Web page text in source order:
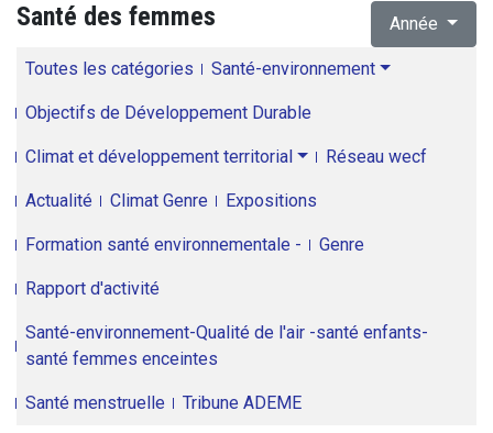
Santé des femmes Année
Toutes les catégories Santé-environnement
Objectifs de Développement Durable
Climat et développement territorial Réseau wecf
Actualité Climat Genre Expositions
Formation santé environnementale - Genre
Rapport d'activité
Santé-environnement-Qualité de l'air -santé enfants-
santé femmes enceintes
Santé menstruelle Tribune ADEME